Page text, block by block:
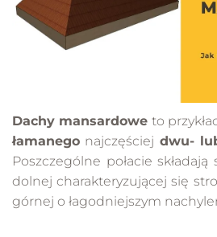
Dachy mansardowe to
łamanego najczęściej dwu-
Poszczególne połacie
dolnej charakteryzującej się
górnej o łagodniejszym